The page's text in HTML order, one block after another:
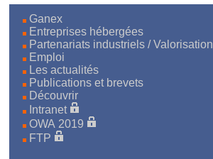
Ganex
Entreprises hébergées
Partenariats industriels / Valorisation
Emploi
Les actualités
Publications et brevets
Découvrir
Intranet
OWA 2019
FTP